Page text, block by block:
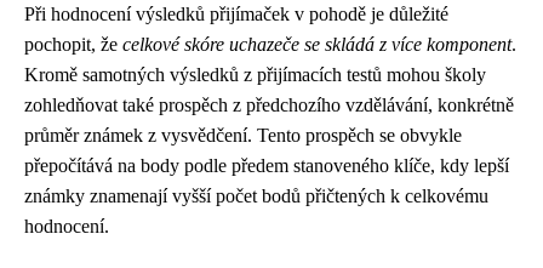
Při hodnocení výsledků přijímaček v pohodě je důležité
pochopit, že celkové skóre uchazeče se skládá z více komponent.
Kromě samotných výsledků z přijímacích testů mohou školy
zohledňovat také prospěch z předchozího vzdělávání, konkrétně
průměr známek z vysvědčení. Tento prospěch se obvykle
přepočítává na body podle předem stanoveného klíče, kdy lepší
známky znamenají vyšší počet bodů přičtených k celkovému
hodnocení.